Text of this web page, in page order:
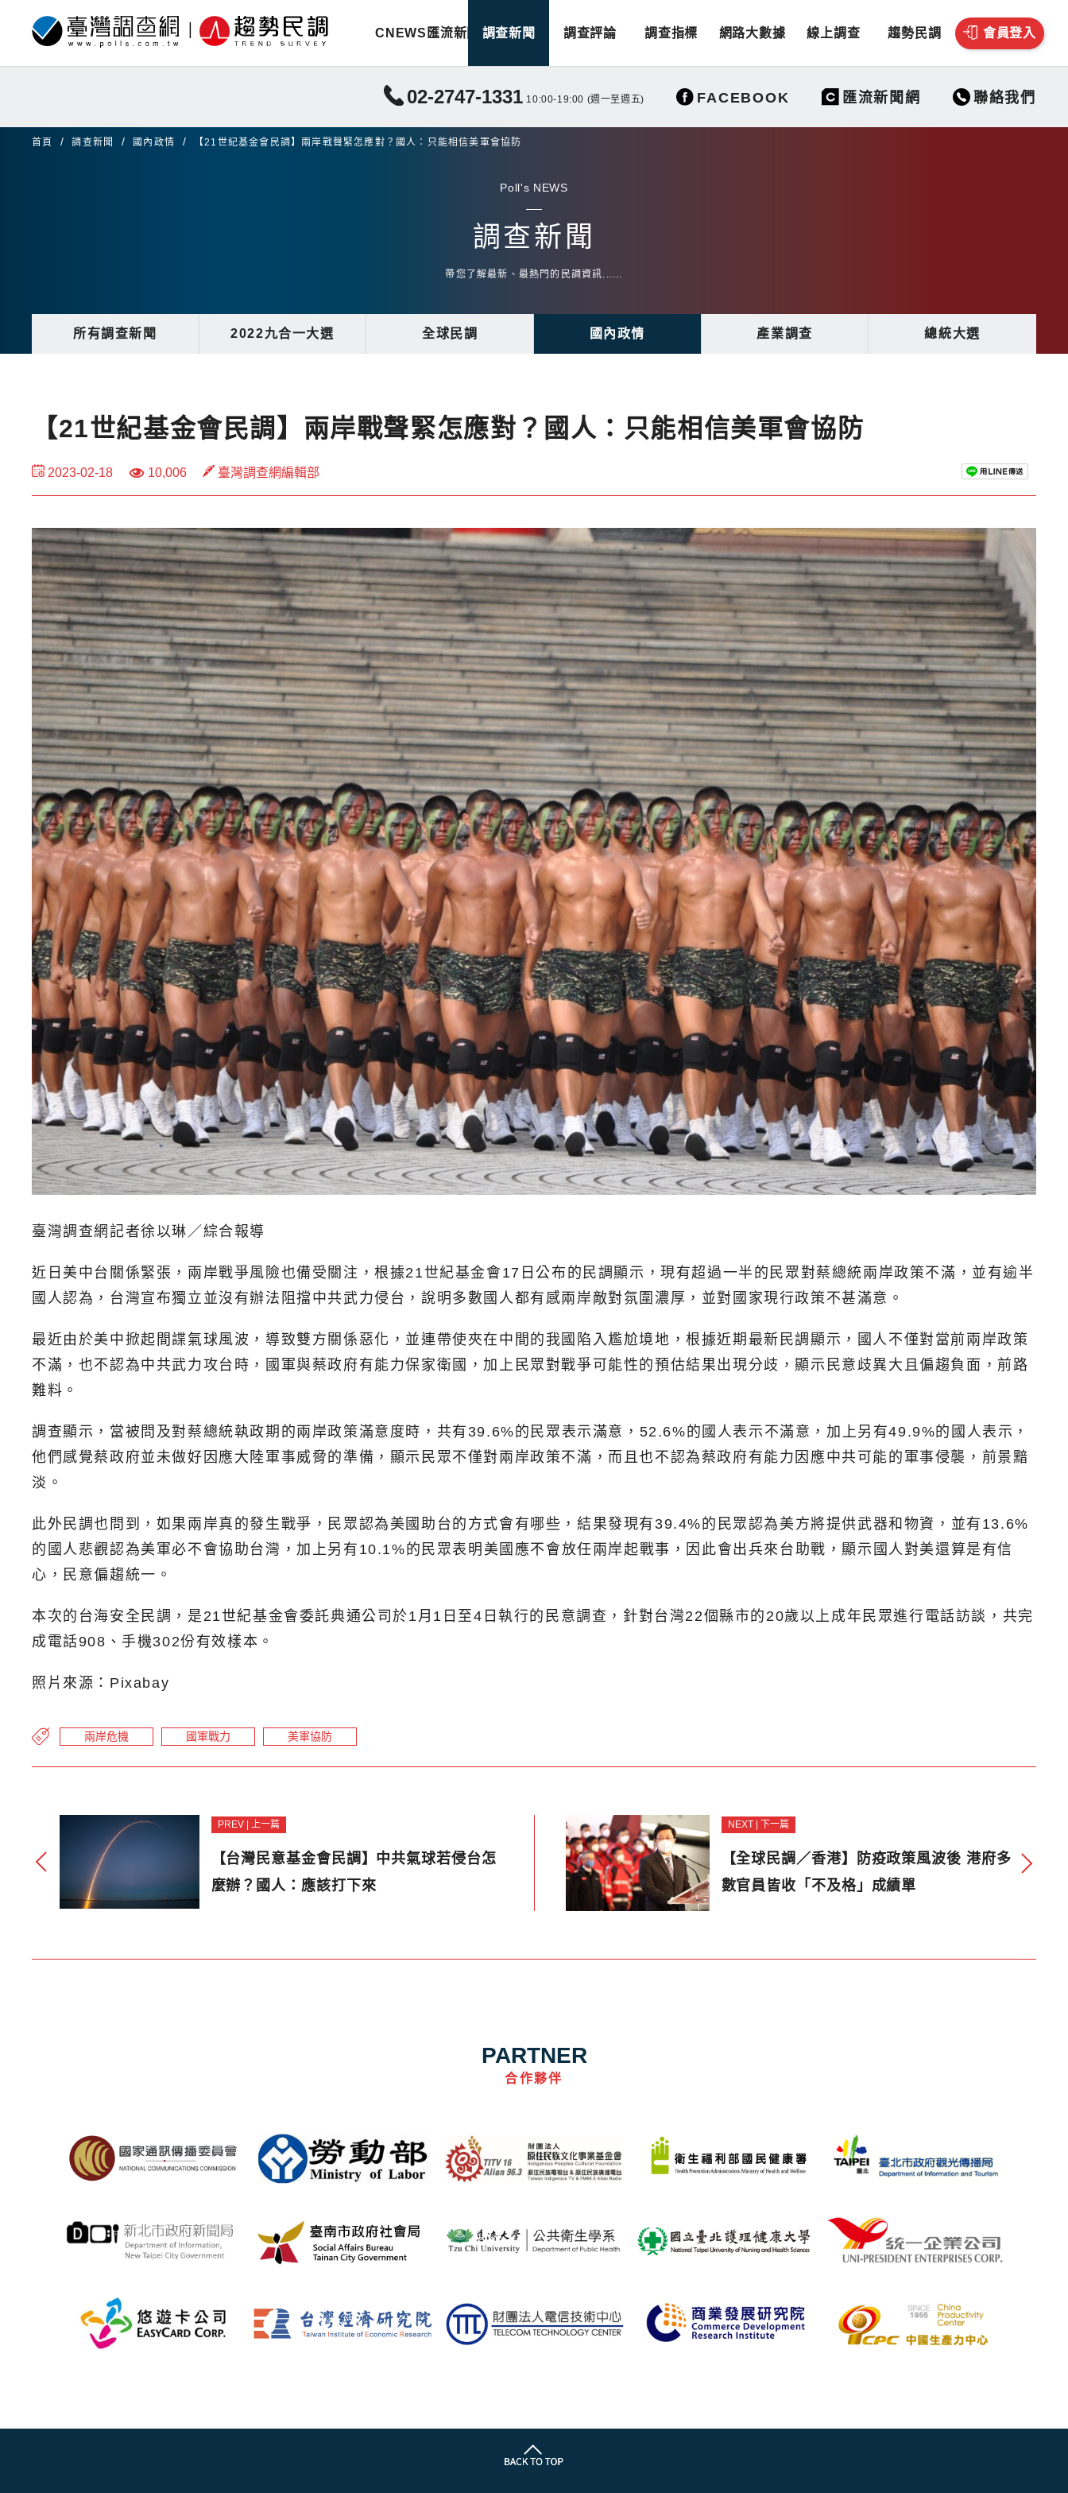
CNEWS匯流新聞 調查新聞 調查評論 調查指標 網路大數據 線上調查 趨勢民調 會員登入
02-2747-1331 10:00-19:00 (週一至週五) FACEBOOK 匯流新聞網 聯絡我們
首頁 調查新聞 國內政情 【21世紀基金會民調】兩岸戰聲緊怎應對？國人：只能相信美軍會協防
Poll's NEWS
調查新聞
帶您了解最新、最熱門的民調資訊......
所有調查新聞 2022九合一大選 全球民調 國內政情 產業調查 總統大選
【21世紀基金會民調】兩岸戰聲緊怎應對？國人：只能相信美軍會協防
2023-02-18 10,006 臺灣調查網編輯部
臺灣調查網記者徐以琳／綜合報導
近日美中台關係緊張，兩岸戰爭風險也備受關注，根據21世紀基金會17日公布的民調顯示，現有超過一半的民眾對蔡總統兩岸政策不滿，並有逾半
國人認為，台灣宣布獨立並沒有辦法阻擋中共武力侵台，說明多數國人都有感兩岸敵對氛圍濃厚，並對國家現行政策不甚滿意。
最近由於美中掀起間諜氣球風波，導致雙方關係惡化，並連帶使夾在中間的我國陷入尷尬境地，根據近期最新民調顯示，國人不僅對當前兩岸政策
不滿，也不認為中共武力攻台時，國軍與蔡政府有能力保家衛國，加上民眾對戰爭可能性的預估結果出現分歧，顯示民意歧異大且偏趨負面，前路
難料。
調查顯示，當被問及對蔡總統執政期的兩岸政策滿意度時，共有39.6%的民眾表示滿意，52.6%的國人表示不滿意，加上另有49.9%的國人表示，
他們感覺蔡政府並未做好因應大陸軍事威脅的準備，顯示民眾不僅對兩岸政策不滿，而且也不認為蔡政府有能力因應中共可能的軍事侵襲，前景黯
淡。
此外民調也問到，如果兩岸真的發生戰爭，民眾認為美國助台的方式會有哪些，結果發現有39.4%的民眾認為美方將提供武器和物資，並有13.6%
的國人悲觀認為美軍必不會協助台灣，加上另有10.1%的民眾表明美國應不會放任兩岸起戰事，因此會出兵來台助戰，顯示國人對美還算是有信
心，民意偏趨統一。
本次的台海安全民調，是21世紀基金會委託典通公司於1月1日至4日執行的民意調查，針對台灣22個縣市的20歲以上成年民眾進行電話訪談，共完
成電話908、手機302份有效樣本。
照片來源：Pixabay
兩岸危機 國軍戰力 美軍協防
PREV | 上一篇
【台灣民意基金會民調】中共氣球若侵台怎
麼辦？國人：應該打下來
NEXT | 下一篇
【全球民調／香港】防疫政策風波後 港府多
數官員皆收「不及格」成績單
PARTNER
合作夥伴